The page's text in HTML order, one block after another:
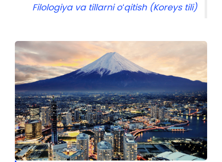
Filologiya va tillarni oʻqitish (Koreys tili)